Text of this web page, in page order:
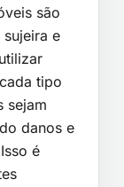
são
e
tipo
sejam
danos e
é